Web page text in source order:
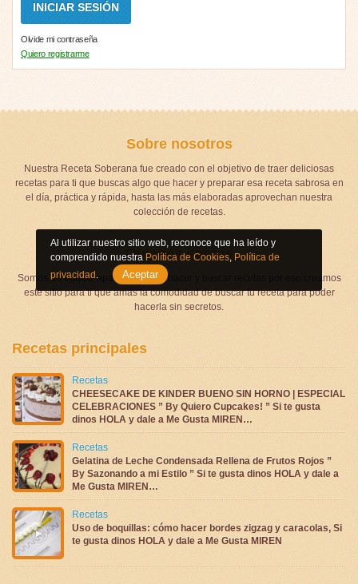
Olvide mi contraseña
Quiero registrarme
Sobre nosotros
Nuestra Receta Soberana fue creado con el objetivo de traer deliciosas
recetas para ti que buscas algo que hacer y preparar esa receta sabrosa en
el día, práctica y rápida, hasta las más elaboradas aprovechan nuestra
colección de recetas.
Quienes somos
Somos un equipo apasionado por hacer y buscar recetas por eso creamos
este sitio para ti que amas la comodidad de buscar tu receta para poder
hacerla sin secretos.
Recetas principales
Recetas
CHEESECAKE DE KINDER BUENO SIN HORNO | ESPECIAL
CELEBRACIONES ” By Quiero Cupcakes! ” Si te gusta
dinos HOLA y dale a Me Gusta MIREN…
Recetas
Gelatina de Leche Condensada Rellena de Frutos Rojos ”
By Sazonando a mi Estilo ” Si te gusta dinos HOLA y dale a
Me Gusta MIREN…
Recetas
Uso de boquillas: cómo hacer bordes zigzag y caracolas, Si
te gusta dinos HOLA y dale a Me Gusta MIREN
Al utilizar nuestro sitio web, reconoce que ha leído y
comprendido nuestra Política de Cookies, Política de
privacidad. Aceptar